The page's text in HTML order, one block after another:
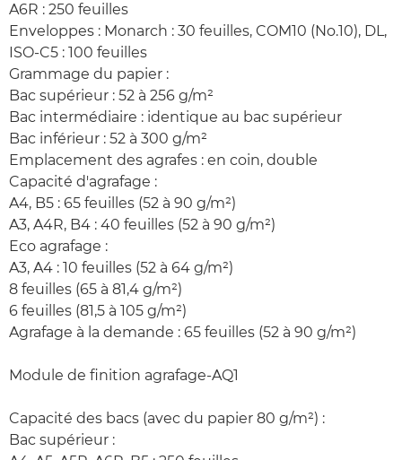
A6R : 250 feuilles
Enveloppes : Monarch : 30 feuilles, COM10 (No.10), DL,
ISO-C5 : 100 feuilles
Grammage du papier :
Bac supérieur : 52 à 256 g/m²
Bac intermédiaire : identique au bac supérieur
Bac inférieur : 52 à 300 g/m²
Emplacement des agrafes : en coin, double
Capacité d'agrafage :
A4, B5 : 65 feuilles (52 à 90 g/m²)
A3, A4R, B4 : 40 feuilles (52 à 90 g/m²)
Eco agrafage :
A3, A4 : 10 feuilles (52 à 64 g/m²)
8 feuilles (65 à 81,4 g/m²)
6 feuilles (81,5 à 105 g/m²)
Agrafage à la demande : 65 feuilles (52 à 90 g/m²)
Module de finition agrafage-AQ1
Capacité des bacs (avec du papier 80 g/m²) :
Bac supérieur :